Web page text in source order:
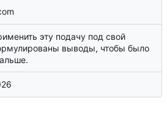
эту подачу под свой
выводы, чтобы было